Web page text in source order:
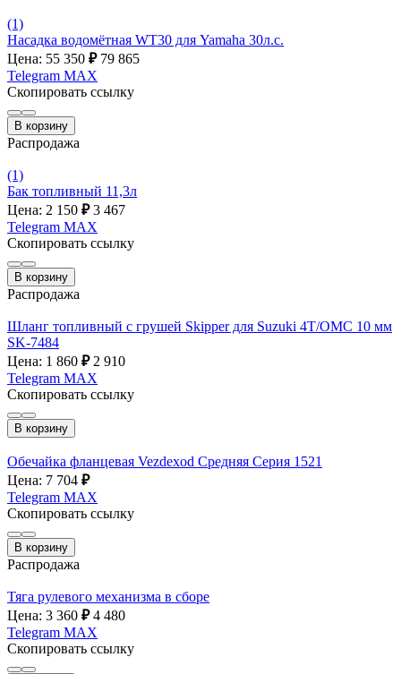
(1)
Насадка водомётная WT30 для Yamaha 30л.с.
Цена: 55 350 ₽ 79 865
Telegram MAX
Скопировать ссылку
В корзину
Распродажа
(1)
Бак топливный 11,3л
Цена: 2 150 ₽ 3 467
Telegram MAX
Скопировать ссылку
В корзину
Распродажа
Шланг топливный с грушей Skipper для Suzuki 4T/OMC 10 мм
SK-7484
Цена: 1 860 ₽ 2 910
Telegram MAX
Скопировать ссылку
В корзину
Обечайка фланцевая Vezdexod Средняя Серия 1521
Цена: 7 704 ₽
Telegram MAX
Скопировать ссылку
В корзину
Распродажа
Тяга рулевого механизма в сборе
Цена: 3 360 ₽ 4 480
Telegram MAX
Скопировать ссылку